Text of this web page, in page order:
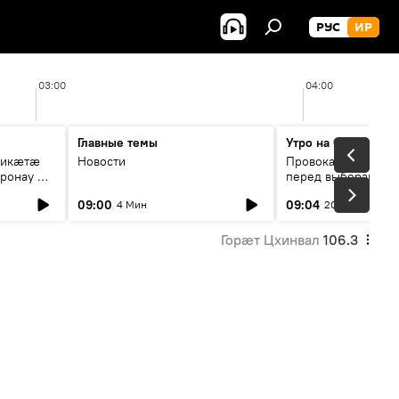
РУС ИР
03:00 04:00
æй
Главные темы
Новости
09:00 4 Мин
Утро на Спутнике
Провокации со
перед выборами в
09:04 20 Мин
Горӕт Цхинвал 106.3